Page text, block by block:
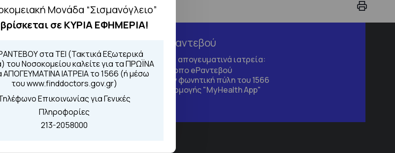
Μονάδα “Σισμανόγλειο”
σε ΚΥΡΙΑ ΕΦΗΜΕΡΙΑ!
στα ΤΕΙ (Τακτικά Εξωτερικά
του Νοσοκομείου καλείτε για τα ΠΡΩΪΝΑ
ΑΠΟΓΕΥΜΑΤΙΝΑ ΙΑΤΡΕΙΑ το 1566 (ή μέσω
του www.finddoctors.gov.gr)
Επικοινωνίας για Γενικές
Πληροφορίες
213-2058000
Τηλέφωνα για Ραντεβού
Για τα πρωινά και τα απογευματινά ιατρεία:
Από τον ιστότοποeΡαντεβού
Καλώντας στην φωνητική πύλη του 1566
Μέσω της εφαρμογής "MyHealth App"